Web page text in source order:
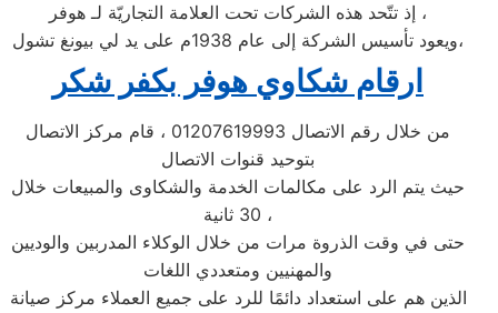
إذ تتّحد هذه الشركات تحت العلامة التجاريّة لـ هوفر ،
ويعود تأسيس الشركة إلى عام 1938م على يد لي بيونغ تشول،
ارقام شكاوي هوفر بكفر شكر
من خلال رقم الاتصال 01207619993 ، قام مركز الاتصال
بتوحيد قنوات الاتصال
حيث يتم الرد على مكالمات الخدمة والشكاوى والمبيعات خلال
30 ثانية ،
حتى في وقت الذروة مرات من خلال الوكلاء المدربين والوديين
والمهنيين ومتعددي اللغات
الذين هم على استعداد دائمًا للرد على جميع العملاء مركز صيانة